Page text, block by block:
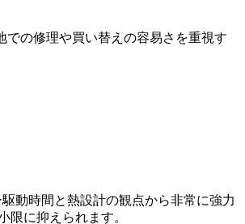
での修理や買い替えの容易さを重視す
動時間と熱設計の観点から非常に強力
限に抑えられます。